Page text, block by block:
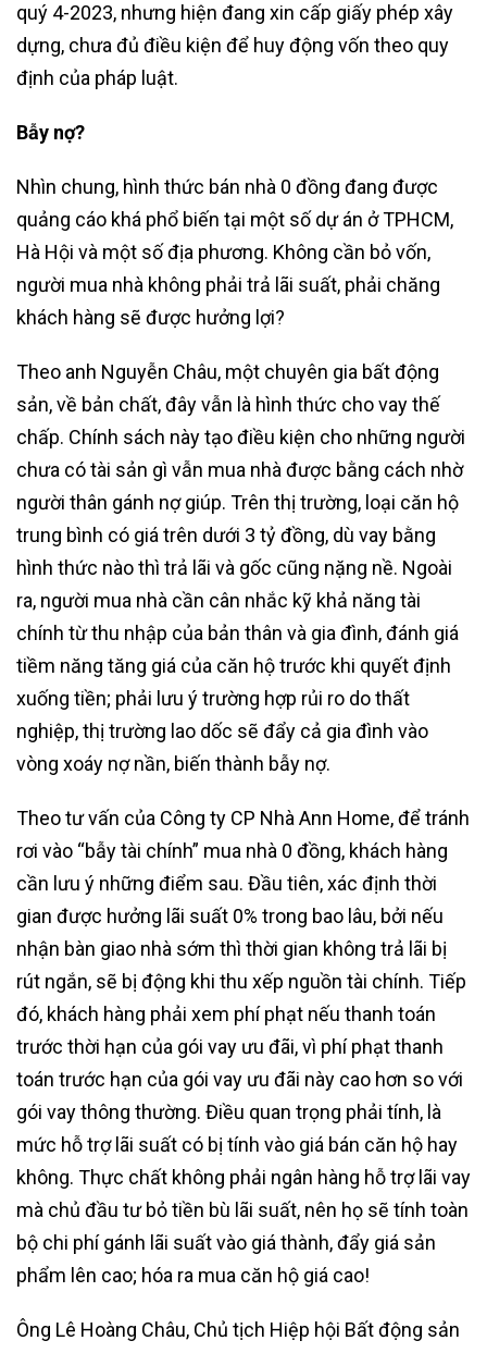
quý 4-2023, nhưng hiện đang xin cấp giấy phép xây
dựng, chưa đủ điều kiện để huy động vốn theo quy
định của pháp luật.
Bẫy nợ?
Nhìn chung, hình thức bán nhà 0 đồng đang được
quảng cáo khá phổ biến tại một số dự án ở TPHCM,
Hà Hội và một số địa phương. Không cần bỏ vốn,
người mua nhà không phải trả lãi suất, phải chăng
khách hàng sẽ được hưởng lợi?
Theo anh Nguyễn Châu, một chuyên gia bất động
sản, về bản chất, đây vẫn là hình thức cho vay thế
chấp. Chính sách này tạo điều kiện cho những người
chưa có tài sản gì vẫn mua nhà được bằng cách nhờ
người thân gánh nợ giúp. Trên thị trường, loại căn hộ
trung bình có giá trên dưới 3 tỷ đồng, dù vay bằng
hình thức nào thì trả lãi và gốc cũng nặng nề. Ngoài
ra, người mua nhà cần cân nhắc kỹ khả năng tài
chính từ thu nhập của bản thân và gia đình, đánh giá
tiềm năng tăng giá của căn hộ trước khi quyết định
xuống tiền; phải lưu ý trường hợp rủi ro do thất
nghiệp, thị trường lao dốc sẽ đẩy cả gia đình vào
vòng xoáy nợ nần, biến thành bẫy nợ.
Theo tư vấn của Công ty CP Nhà Ann Home, để tránh
rơi vào “bẫy tài chính” mua nhà 0 đồng, khách hàng
cần lưu ý những điểm sau. Đầu tiên, xác định thời
gian được hưởng lãi suất 0% trong bao lâu, bởi nếu
nhận bàn giao nhà sớm thì thời gian không trả lãi bị
rút ngắn, sẽ bị động khi thu xếp nguồn tài chính. Tiếp
đó, khách hàng phải xem phí phạt nếu thanh toán
trước thời hạn của gói vay ưu đãi, vì phí phạt thanh
toán trước hạn của gói vay ưu đãi này cao hơn so với
gói vay thông thường. Điều quan trọng phải tính, là
mức hỗ trợ lãi suất có bị tính vào giá bán căn hộ hay
không. Thực chất không phải ngân hàng hỗ trợ lãi vay
mà chủ đầu tư bỏ tiền bù lãi suất, nên họ sẽ tính toàn
bộ chi phí gánh lãi suất vào giá thành, đẩy giá sản
phẩm lên cao; hóa ra mua căn hộ giá cao!
Ông Lê Hoàng Châu, Chủ tịch Hiệp hội Bất động sản